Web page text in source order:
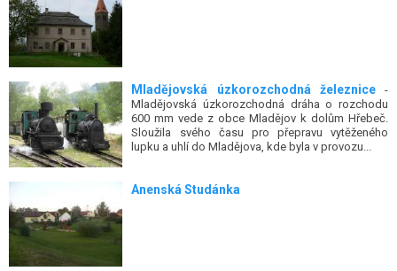
Mladějovská úzkorozchodná železnice-
Mladějovská úzkorozchodná dráha o rozchodu
600 mm vede z obce Mladějov k dolům Hřebeč.
Sloužila svého času pro přepravu vytěženého
lupku a uhlí do Mladějova, kde byla v provozu...
Anenská Studánka